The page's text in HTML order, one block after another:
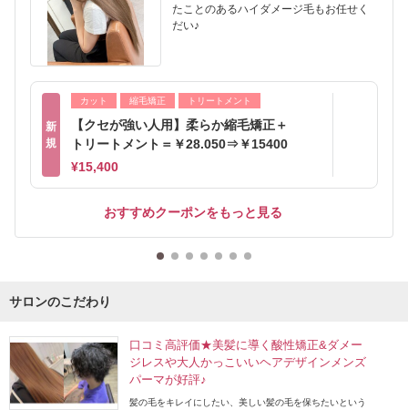
たことのあるハイダメージ毛もお任せく
だい♪
新
規
カット 縮毛矯正 トリートメント
【クセが強い人用】柔らか縮毛矯正＋
トリートメント＝￥28.050⇒￥15400
¥15,400
おすすめクーポンをもっと見る
サロンのこだわり
口コミ高評価★美髪に導く酸性矯正&ダメー
ジレスや大人かっこいいヘアデザインメンズ
パーマが好評♪
髪の毛をキレイにしたい、美しい髪の毛を保ちたいという